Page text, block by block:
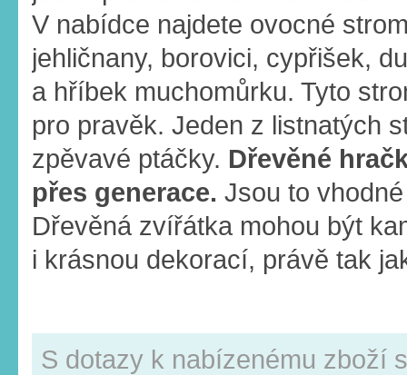
V nabídce najdete ovocné
jehličnany, borovici, cypřišek,
a hříbek muchomůrku. Tyto
pro pravěk. Jeden z listnatých
zpěvavé ptáčky. Dřevěné
přes generace. Jsou to
Dřevěná zvířátka mohou být
i krásnou dekorací, právě tak
S dotazy k nabízenému zboží